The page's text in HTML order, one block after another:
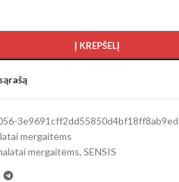
Į KREPŠELĮ
mergaitėms
mergaitėms, SENSIS